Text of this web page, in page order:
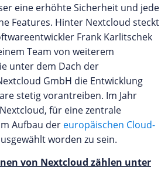
eine erhöhte Sicherheit und jede
Features. Hinter Nextcloud steckt
Frank Karlitschek
Team von weiterem
unter dem Dach der
GmbH die Entwicklung
stetig vorantreiben. Im Jahr
für eine zentrale
Aufbau der europäischen Cloud-
worden zu sein.
von Nextcloud zählen unter